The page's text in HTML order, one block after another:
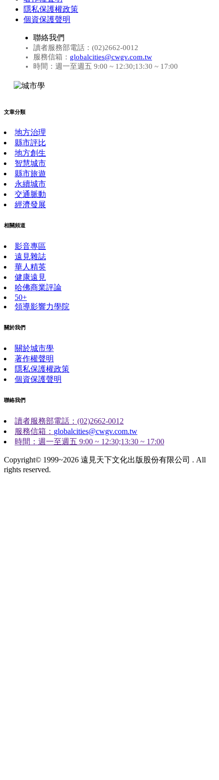
隱私保護權政策
個資保護聲明
聯絡我們
讀者服務部電話：(02)2662-0012
服務信箱： globalcities@cwgv.com.tw
時間：週一至週五 9:00 ~ 12:30;13:30 ~ 17:00
文章分類
地方治理
縣市評比
地方創生
智慧城市
縣市旅遊
永續城市
交通脈動
經濟發展
相關頻道
影音專區
遠見雜誌
華人精英
健康遠見
哈佛商業評論
50+
領導影響力學院
關於我們
關於城市學
著作權聲明
隱私保護權政策
個資保護聲明
聯絡我們
讀者服務部電話：(02)2662-0012
服務信箱： globalcities@cwgv.com.tw
時間：週一至週五 9:00 ~ 12:30;13:30 ~ 17:00
Copyright© 1999~2026 遠見天下文化出版股份有限公司 . All
rights reserved.